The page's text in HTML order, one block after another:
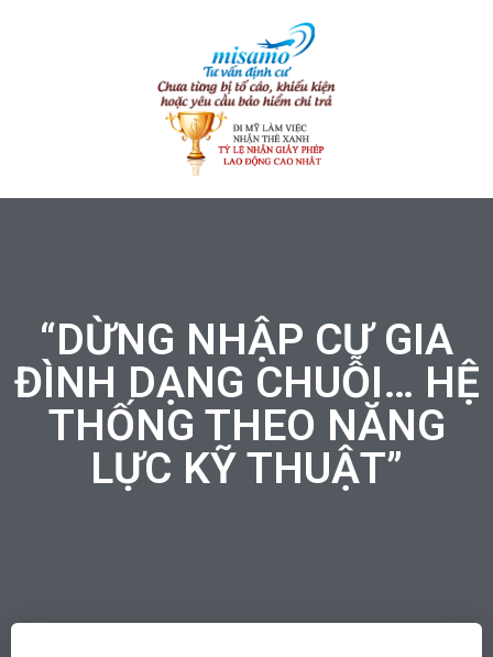
“DỪNG NHẬP CƯ GIA
ĐÌNH DẠNG CHUỖI… HỆ
THỐNG THEO NĂNG
LỰC KỸ THUẬT”